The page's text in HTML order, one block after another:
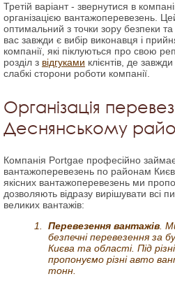
Третій варіант - звернутися в
організацією вантажоперевезень.
оптимальний з точки зору безпеки
вас завжди є вибір виконавця і
компанії, які піклуються про свою
розділ з відгуками клієнтів, де
слабкі сторони роботи компанії.
Організація
Деснянському
Компанія Portgae професійно
вантажоперевезень по районам
якісних вантажоперевезень ми
дозволяють відразу вирішувати всі
великих вантажів:
Перевезення вантажів .
безпечні перевезення за
Києва та області. Під
пропонуємо різні авто
тонн.